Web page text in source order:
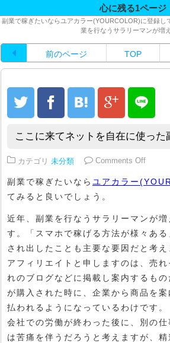
心に残る1ページ
副業で稼ぎたいならユアカラー(YOURCOLOR)に登録し
業を行なうサラリーマンが増
前のページ TOP
ここに来てネットを自在に使った
カテゴリ 未分類 Comments Offon こ
副業で稼ぎたいなら ユアカラー
てみると良いでしょう。
近年、副業を行なうサラリーマンが
す。「スマホで稼げる方法が様々あ
され出したことも主要な要因だと考え
アフィリエイトと申しますのは、売
れのブログなどに掲載し案内するも
が購入された時に、企業から商品を
払われるようになっているわけです。
会社での労働が終わった後に、別の
は苦痛を伴うだろうと考えますが、